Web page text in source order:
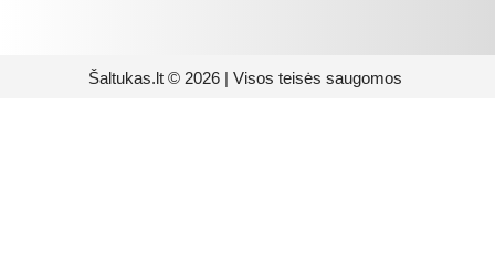
Šaltukas.lt © 2026 | Visos teisės saugomos